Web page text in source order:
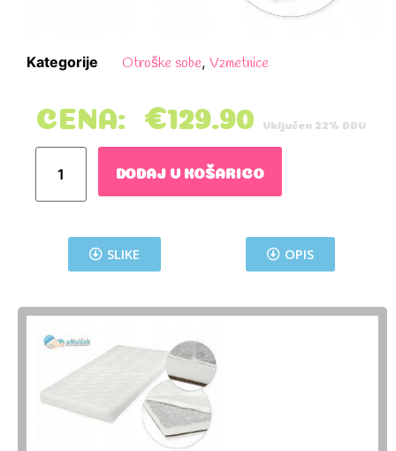
Kategorije Otroške sobe, Vzmetnice
CENA: €129.90
Vključen 22% DDV
DODAJ V KOŠARICO
SLIKE OPIS